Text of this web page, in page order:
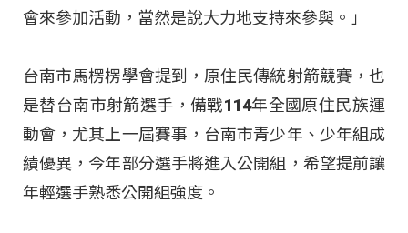
會來參加活動，當然是說大力地支持來參與。」
台南市馬楞楞學會提到，原住民傳統射箭競賽，也
是替台南市射箭選手，備戰114年全國原住民族運
動會，尤其上一屆賽事，台南市青少年、少年組成
績優異，今年部分選手將進入公開組，希望提前讓
年輕選手熟悉公開組強度。